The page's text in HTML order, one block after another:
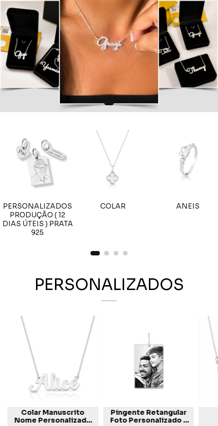
PERSONALIZADOS
PRODUÇÃO ( 12
DIAS ÚTEIS ) PRATA
925
COLAR ANEIS
PERSONALIZADOS
Colar Manuscrito
Nome Personalizado
Pingente Retangular
Foto Personalizado -